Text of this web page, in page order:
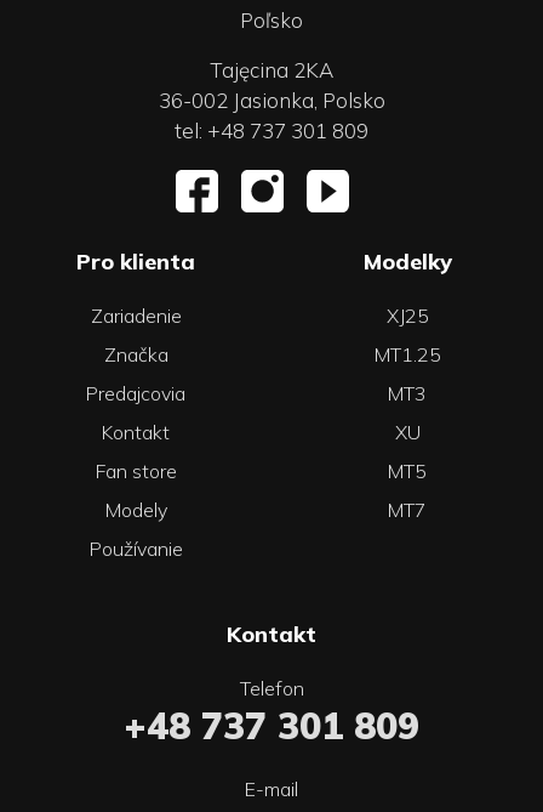
Poľsko
Tajęcina 2KA
36-002 Jasionka, Polsko
tel: +48 737 301 809
Pro klienta
Zariadenie
Značka
Predajcovia
Kontakt
Fan store
Modely
Používanie
Modelky
XJ25
MT1.25
MT3
XU
MT5
MT7
Kontakt
Telefon
+48 737 301 809
E-mail